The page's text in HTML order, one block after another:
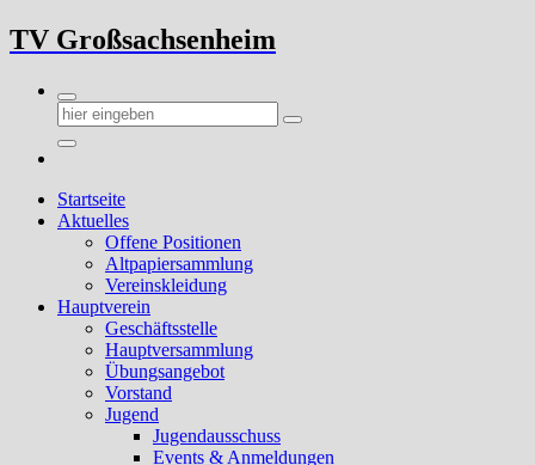
Zum
Inhalt
TV Großsachsenheim
Startseite
Aktuelles
Offene Positionen
Altpapiersammlung
Vereinskleidung
Hauptverein
Geschäftsstelle
Hauptversammlung
Übungsangebot
Vorstand
Jugend
Jugendausschuss
Events & Anmeldungen